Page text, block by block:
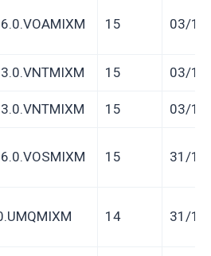
15 03/
15 03/
15 03/
15 31/
14 31/